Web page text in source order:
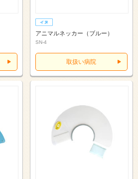
アニマルネッカー（ブルー）
SN-4
取扱い病院